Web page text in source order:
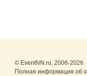
© EventNN.ru, 2006-2026
Полная информация об